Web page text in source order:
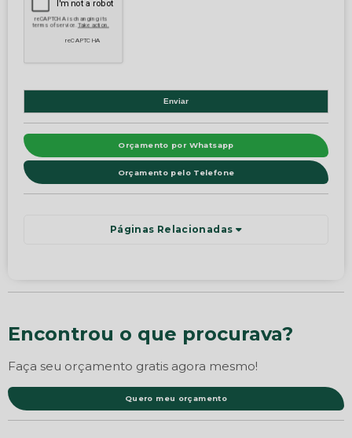
Orçamento por Whatsapp
Orçamento pelo Telefone
Páginas Relacionadas
Encontrou o que procurava?
Faça seu orçamento gratis agora mesmo!
Quero meu orçamento